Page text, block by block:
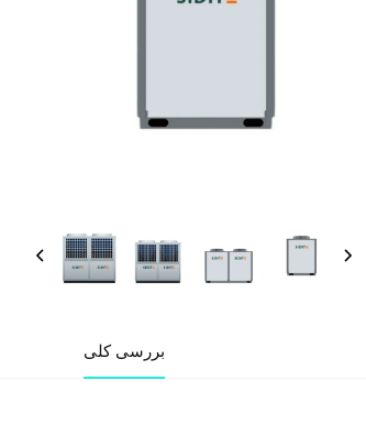
بررسی کلی